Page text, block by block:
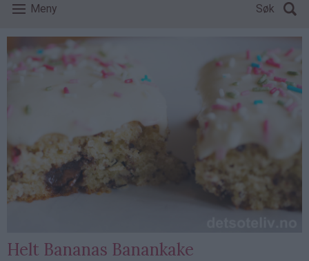
Meny Søk
Helt Bananas Banankake